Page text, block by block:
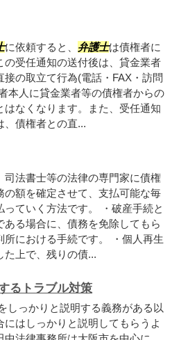
に依頼すると、 弁護士は債権者に
の受任通知の送付後は、貸金業者
の取立て行為(電話・FAX・訪問
本人に貸金業者等の債権者からの
なくなります。また、受任通知
、債権者との直...
司法書士等の法律の専門家に債権
の額を確定させて、支払可能な毎
っていく方法です。 ・破産手続と
る場合に、債務を免除してもら
所における手続です。 ・個人再生
た上で、残りの債...
るトラブル対策
しっかりと説明する義務がある以
はしっかりと説明してもらうよ